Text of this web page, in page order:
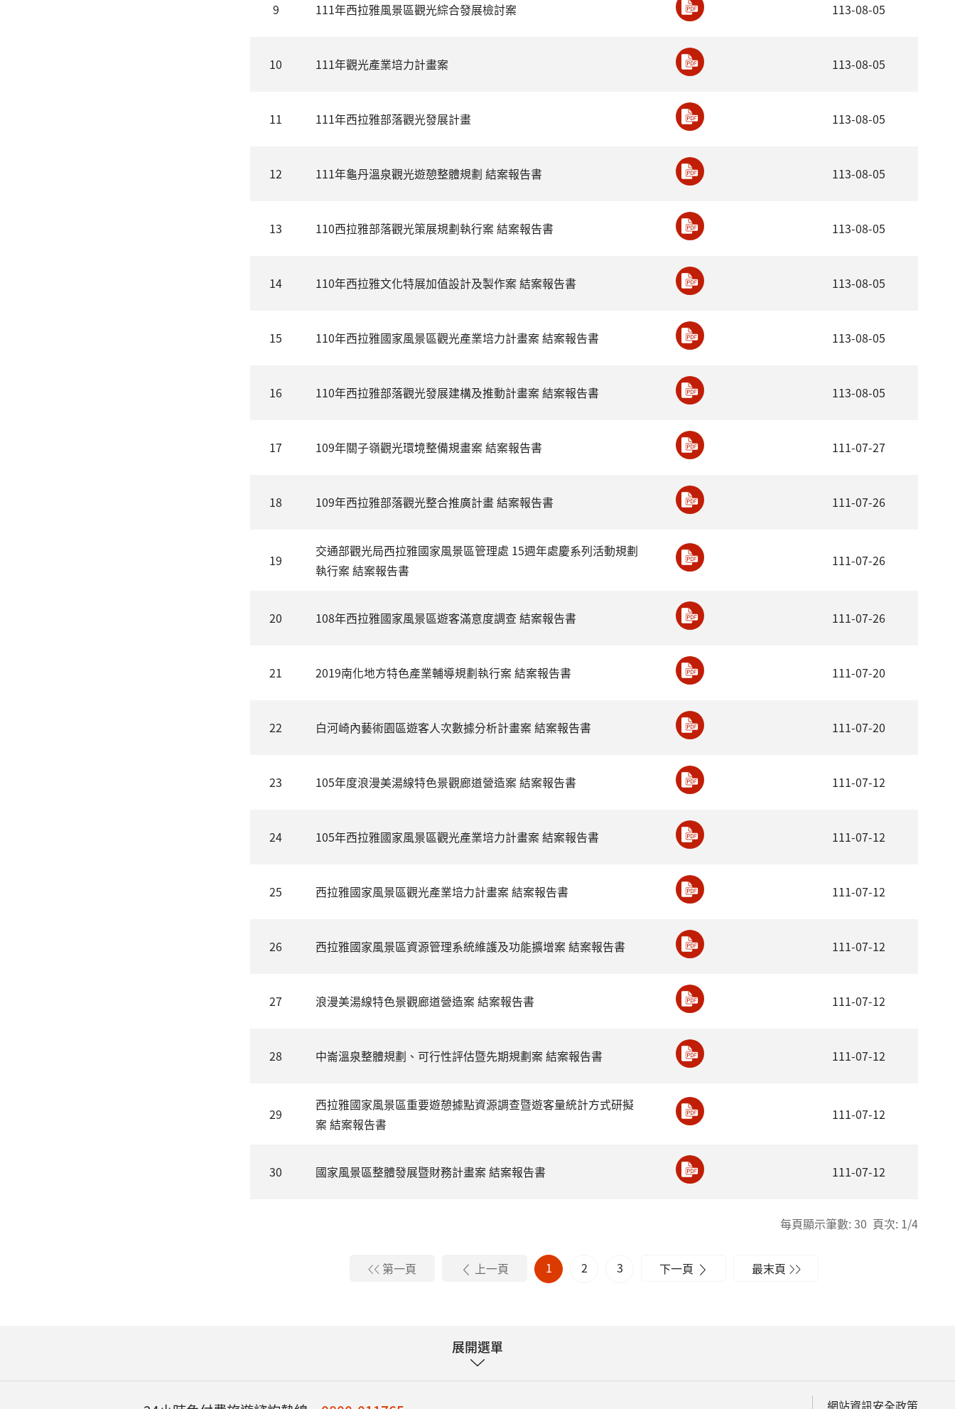
9 111年西拉雅風景區觀光綜合發展檢討案 113-08-05
10 111年觀光產業培力計畫案 113-08-05
11 111年西拉雅部落觀光發展計畫 113-08-05
12 111年龜丹溫泉觀光遊憩整體規劃 結案報告書 113-08-05
13 110西拉雅部落觀光策展規劃執行案 結案報告書 113-08-05
14 110年西拉雅文化特展加值設計及製作案 結案報告書 113-08-05
15 110年西拉雅國家風景區觀光產業培力計畫案 結案報告書 113-08-05
16 110年西拉雅部落觀光發展建構及推動計畫案 結案報告書 113-08-05
17 109年關子嶺觀光環境整備規畫案 結案報告書 111-07-27
18 109年西拉雅部落觀光整合推廣計畫 結案報告書 111-07-26
19
交通部觀光局西拉雅國家風景區管理處 15週年處慶系列活動規劃
執行案 結案報告書
111-07-26
20 108年西拉雅國家風景區遊客滿意度調查 結案報告書 111-07-26
21 2019南化地方特色產業輔導規劃執行案 結案報告書 111-07-20
22 白河崎內藝術園區遊客人次數據分析計畫案 結案報告書 111-07-20
23 105年度浪漫美湯線特色景觀廊道營造案 結案報告書 111-07-12
24 105年西拉雅國家風景區觀光產業培力計畫案 結案報告書 111-07-12
25 西拉雅國家風景區觀光產業培力計畫案 結案報告書 111-07-12
26 西拉雅國家風景區資源管理系統維護及功能擴增案 結案報告書 111-07-12
27 浪漫美湯線特色景觀廊道營造案 結案報告書 111-07-12
28 中崙溫泉整體規劃、可行性評估暨先期規劃案 結案報告書 111-07-12
29
西拉雅國家風景區重要遊憩據點資源調查暨遊客量統計方式研擬
案 結案報告書
111-07-12
30 國家風景區整體發展暨財務計畫案 結案報告書 111-07-12
每頁顯示筆數: 30 頁次: 1/4
第一頁 上一頁 1 2 3 下一頁 最末頁
展開選單